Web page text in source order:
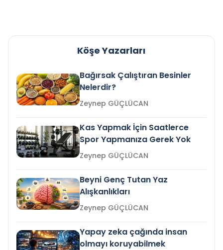
Köşe Yazarları
Bağırsak Çalıştıran Besinler
Nelerdir?
Zeynep GÜÇLÜCAN
Kas Yapmak İçin Saatlerce
Spor Yapmanıza Gerek Yok
Zeynep GÜÇLÜCAN
Beyni Genç Tutan Yaz
Alışkanlıkları
Zeynep GÜÇLÜCAN
Yapay zeka çağında insan
olmayı koruyabilmek